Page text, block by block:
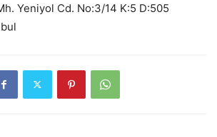
Yeniyol Cd. No:3/14 K:5 D:505